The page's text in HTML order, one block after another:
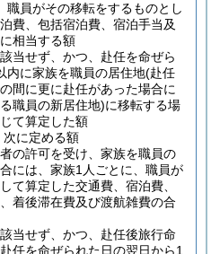
職員がその移転をするものとし
費、包括宿泊費、宿泊手当及
相当する額
当せず、かつ、赴任を命ぜら
内に家族を職員の居住地(赴任
間に更に赴任があった場合に
職員の新居住地)に移転する場
て算定した額
に定める額
の許可を受け、家族を職員の
には、家族1人ごとに、職員が
て算定した交通費、宿泊費、
着後滞在費及び渡航雑費の合
当せず、かつ、赴任後旅行命
任を命ぜられた日の翌日から1